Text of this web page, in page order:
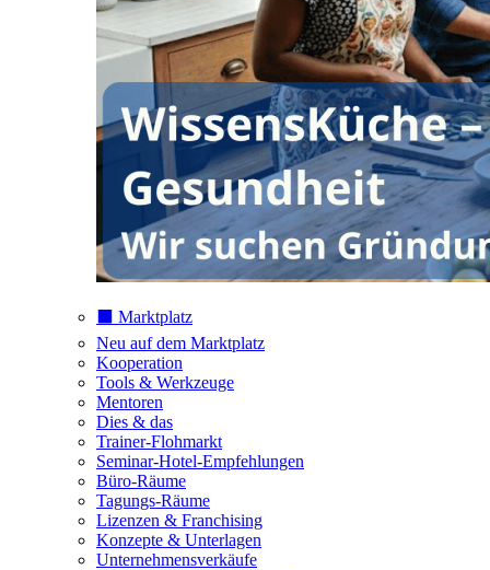
⬛️ Marktplatz
Neu auf dem Marktplatz
Kooperation
Tools & Werkzeuge
Mentoren
Dies & das
Trainer-Flohmarkt
Seminar-Hotel-Empfehlungen
Büro-Räume
Tagungs-Räume
Lizenzen & Franchising
Konzepte & Unterlagen
Unternehmensverkäufe